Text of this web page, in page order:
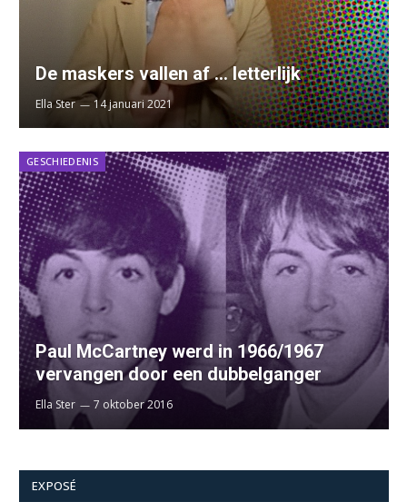
De maskers vallen af … letterlijk
Ella Ster 14 januari 2021
GESCHIEDENIS
Paul McCartney werd in 1966/1967
vervangen door een dubbelganger
Ella Ster 7 oktober 2016
EXPOSÉ